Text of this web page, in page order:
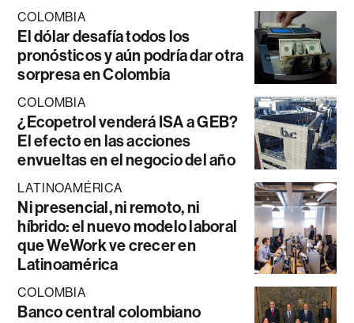
COLOMBIA
El dólar desafía todos los
pronósticos y aún podría dar otra
sorpresa en Colombia
COLOMBIA
¿Ecopetrol venderá ISA a GEB?
El efecto en las acciones
envueltas en el negocio del año
LATINOAMÉRICA
Ni presencial, ni remoto, ni
híbrido: el nuevo modelo laboral
que WeWork ve crecer en
Latinoamérica
COLOMBIA
Banco central colombiano